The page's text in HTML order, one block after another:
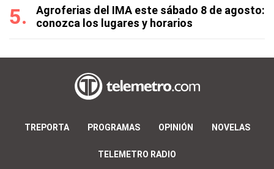
Agroferias del IMA este sábado 8 de agosto:
conozca los lugares y horarios
TREPORTA PROGRAMAS OPINIÓN NOVELAS
TELEMETRO RADIO